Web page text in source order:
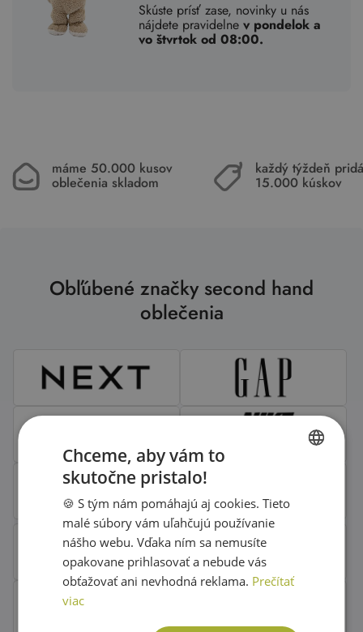
Skúste prísť zase, novinky u nás
nájdete pravidelnev pondelok a
vo štvrtok od 08:00.
máme 50.000 kusov
oblečenia skladom
každý týždeň
15.000 kúskov
Obľúbené značky second hand
oblečenia
ENGLISH
Chceme, aby vám to
skutočne pristalo!
🍪 S tým nám pomáhajú aj cookies. Tieto
malé súbory vám uľahčujú používanie
nášho webu. Vďaka ním sa nemusíte
opakovane prihlasovať a nebude vás
obťažovať ani nevhodná reklama. Prečítať
viac